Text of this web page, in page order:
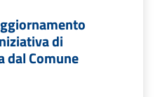
di
dal Comune